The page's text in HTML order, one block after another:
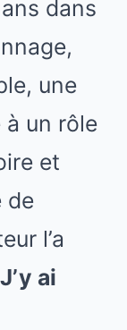
dans
une
à un rôle
et
de
l’a
ai